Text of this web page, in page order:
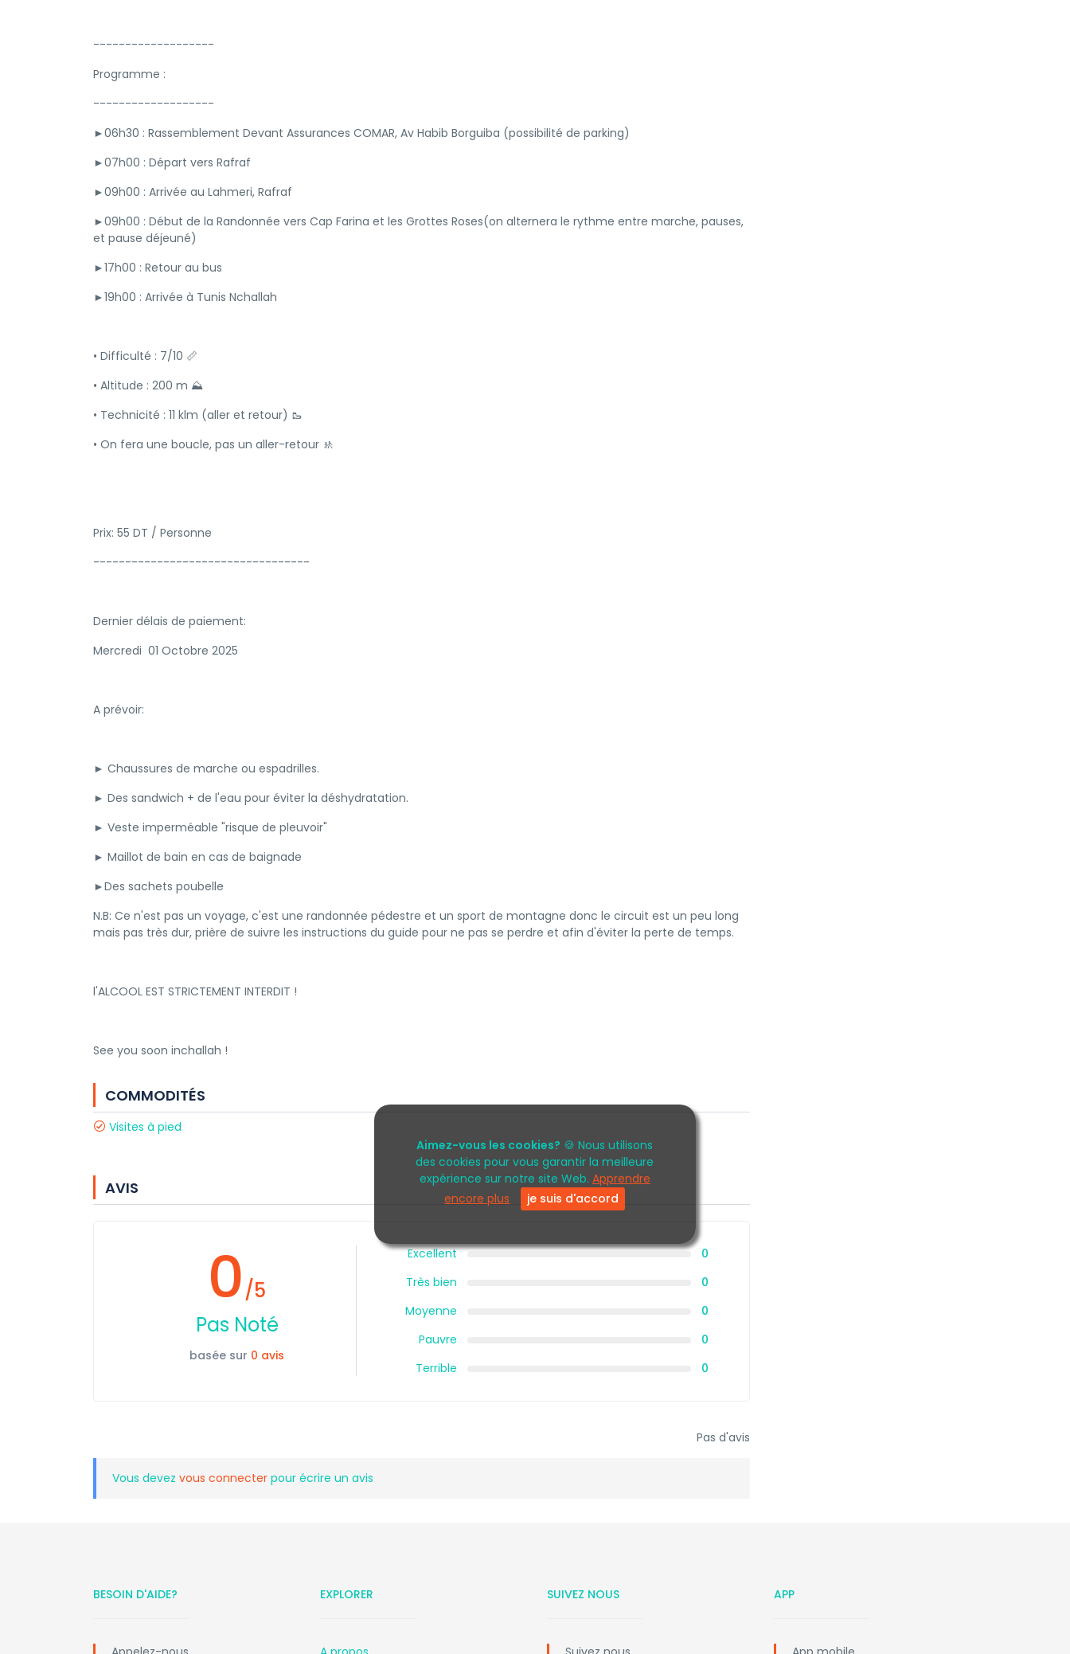
Aimez-vous les cookies? 🍪 Nous utilisons
des cookies pour vous garantir la meilleure
expérience sur notre site Web. Apprendre
encore plus
je suis d'accord
-------------------
Programme :
-------------------
►06h30 : Rassemblement Devant Assurances COMAR, Av Habib Borguiba (possibilité de parking)
►07h00 : Départ vers Rafraf
►09h00 : Arrivée au Lahmeri, Rafraf
►09h00 : Début de la Randonnée vers Cap Farina et les Grottes Roses(on alternera le rythme entre marche, pauses,
et pause déjeuné)
►17h00 : Retour au bus
►19h00 : Arrivée à Tunis Nchallah
• Difficulté : 7/10 📏
• Altitude : 200 m ⛰️
• Technicité : 11 klm (aller et retour) 🥾
• On fera une boucle, pas un aller-retour 🚸
Prix: 55 DT / Personne
----------------------------------
Dernier délais de paiement:
Mercredi 01 Octobre 2025
A prévoir:
► Chaussures de marche ou espadrilles.
► Des sandwich + de l'eau pour éviter la déshydratation.
► Veste imperméable "risque de pleuvoir"
► Maillot de bain en cas de baignade
►Des sachets poubelle
N.B: Ce n'est pas un voyage, c'est une randonnée pédestre et un sport de montagne donc le circuit est un peu long
mais pas très dur, prière de suivre les instructions du guide pour ne pas se perdre et afin d'éviter la perte de temps.
l'ALCOOL EST STRICTEMENT INTERDIT !
See you soon inchallah !
COMMODITÉS
Visites à pied
AVIS
0/5
Pas Noté
basée sur 0 avis
Excellent
0
Très bien
0
Moyenne
0
Pauvre
0
Terrible
0
Pas d'avis
Vous devez vous connecter pour écrire un avis
BESOIN D'AIDE? EXPLORER SUIVEZ NOUS APP